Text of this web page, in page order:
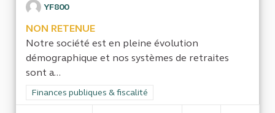
YF800
NON RETENUE
Notre société est en pleine évolution
démographique et nos systèmes de retraites
sont a...
Filtrer les résultats de la catégorie : Finances publiques &
Finances publiques & fiscalité